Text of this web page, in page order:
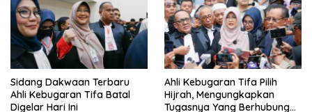
Sidang Dakwaan Terbaru
Ahli Kebugaran Tifa Batal
Digelar Hari Ini
Ahli Kebugaran Tifa Pilih
Hijrah, Mengungkapkan
Tugasnya Yang Berhubungan